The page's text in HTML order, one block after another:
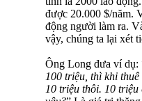
được 20.000 $/năm.
động người làm ra.
vậy, chúng ta lại xét
Ông Long đưa ví dụ:
100 triệu, thì khi
10 triệu thôi. 10